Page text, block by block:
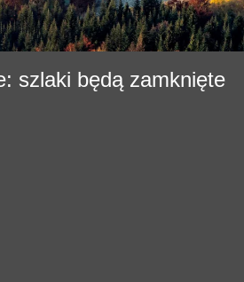
szlaki będą zamknięte